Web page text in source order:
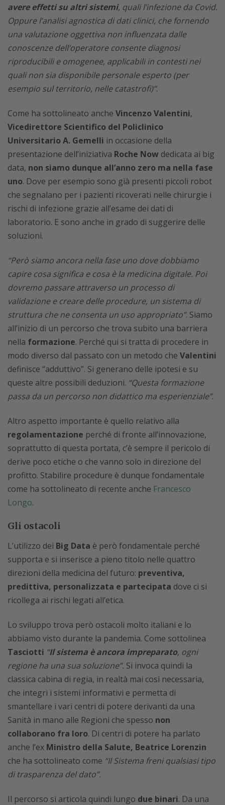
avere effetti su altri sistemi, quali l’infezione da Covid.
Oppure l’analisi agnostica di dati clinici, che fornendo
una valutazione oggettiva non influenzata dalle
conoscenze dell’operatore consente diagnosi
riproducibili e omogenee, applicabili in contesti nei
quali non sia disponibile personale esperto (per
esempio sul territorio, nelle catastrofi)”.
Come ha sottolineato anche Vincenzo Valentini,
Vicedirettore Scientifico del Policlinico
Universitario A. Gemelli in occasione della
presentazione dell’iniziativa Roche Now dedicata ai big
data, non siamo dunque all’anno zero ma nella fase
uno. Dove per esempio sono già presenti piccoli robot
che segnalano per i pazienti ricoverati nelle chirurgie i
rischi di infezione grazie all’esame dei dati di
laboratorio. E sono anche in grado di suggerire delle
soluzioni.
“Però siamo ancora nella fase uno dove dobbiamo
capire cosa significa e cosa è la medicina digitale. Poi
dovremo passare attraverso un processo di
validazione e creare delle procedure, un sistema di
struttura che ne consenta un uso appropriato”. Siamo
all’inizio di un percorso che trova subito una barriera
nella formazione. Perché qui si tratta di procedere in
modo diverso dal passato con un metodo che Valentini
definisce “adduttivo”. Si generano delle ipotesi e su
queste altre possibili deduzioni. “Questa formazione
passa da un percorso non didattico ma esperienziale”.
Altro aspetto importante è quello relativo alla
regolamentazione perché di fronte all’innovazione,
soprattutto di questa portata, c’è sempre il pericolo di
derive poco etiche o che vanno solo in direzione del
profitto. Stabilire procedure è dunque fondamentale
come ha sottolineato di recente anche Francesco
Longo.
Gli ostacoli
L’utilizzo dei Big Data è però fondamentale perché
supporta e si inserisce a pieno titolo nelle quattro
direzioni della medicina del futuro: preventiva,
predittiva, personalizzata e partecipata dove ci si
ricollega ai rischi legati all’etica.
Lo sviluppo trova però ostacoli molto italiani e lo
abbiamo visto durante la pandemia. Come sottolinea
Tasciotti “Il sistema è ancora impreparato, ogni
regione ha una sua soluzione”. Si invoca quindi la
classica cabina di regia, in realtà mai così necessaria,
che integri i sistemi informativi e permetta di
smantellare i vari centri di potere derivanti da una
Sanità in mano alle Regioni che spesso non
collaborano fra loro. Di centri di potere ha parlato
anche l’ex Ministro della Salute, Beatrice Lorenzin
che ha sottolineato come “Il Sistema freni qualsiasi tipo
di trasparenza del dato”.
Il percorso si articola quindi lungo due binari. Da una